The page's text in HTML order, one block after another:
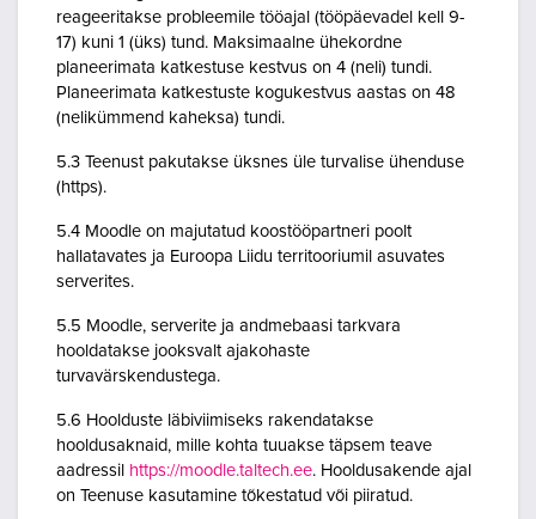
reageeritakse probleemile tööajal (tööpäevadel kell 9-
17) kuni 1 (üks) tund. Maksimaalne ühekordne
planeerimata katkestuse kestvus on 4 (neli) tundi.
Planeerimata katkestuste kogukestvus aastas on 48
(nelikümmend kaheksa) tundi.
5.3 Teenust pakutakse üksnes üle turvalise ühenduse
(https).
5.4 Moodle on majutatud koostööpartneri poolt
hallatavates ja Euroopa Liidu territooriumil asuvates
serverites.
5.5 Moodle, serverite ja andmebaasi tarkvara
hooldatakse jooksvalt ajakohaste
turvavärskendustega.
5.6 Hoolduste läbiviimiseks rakendatakse
hooldusaknaid, mille kohta tuuakse täpsem teave
aadressil https://moodle.taltech.ee. Hooldusakende ajal
on Teenuse kasutamine tõkestatud või piiratud.